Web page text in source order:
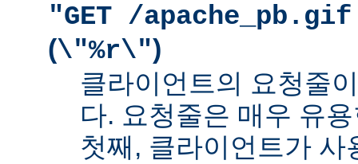
"GET /
(\"%r\")
클라이언트의 요청줄
다. 요청줄은 매우 유
첫째, 클라이언트가